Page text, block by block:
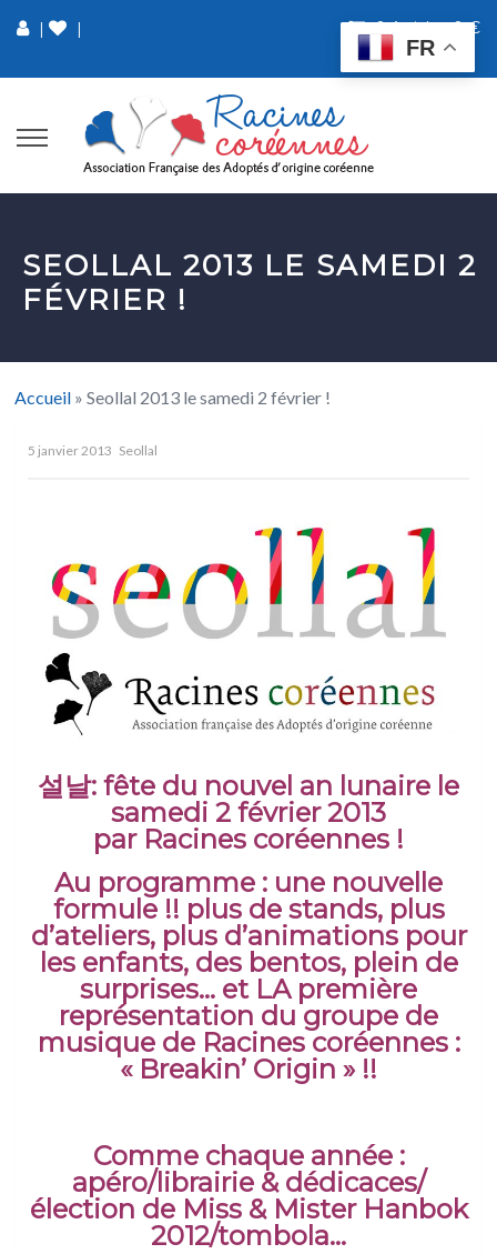
| 0 Article 0 €
|
SEOLLAL 2013 LE SAMEDI 2
FÉVRIER !
Accueil »Seollal 2013 le samedi 2 février !
5 janvier 2013 Seollal
설날: fête du nouvel an lunaire le
samedi 2 février 2013
par Racines coréennes !
Au programme : une nouvelle
formule !! plus de stands, plus
d’ateliers, plus d’animations pour
les enfants, des bentos, plein de
surprises… et LA première
représentation du groupe de
musique de Racines coréennes :
« Breakin’ Origin » !!
Comme chaque année :
apéro/librairie & dédicaces/
élection de Miss & Mister Hanbok
2012/tombola…
FR